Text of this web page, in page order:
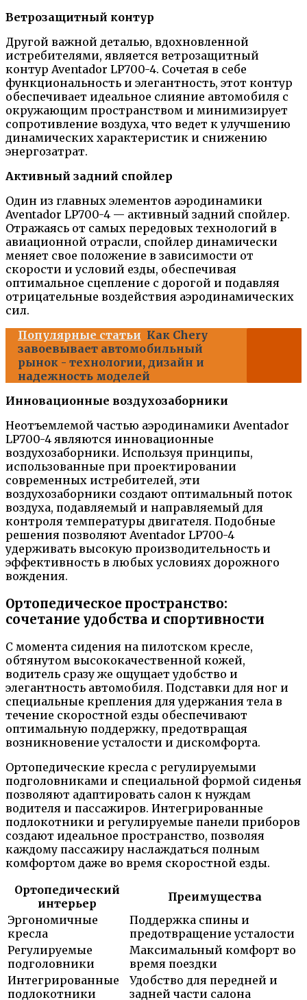
Ветрозащитный контур
Другой важной деталью, вдохновленной
истребителями, является ветрозащитный
контур Aventador LP700-4. Сочетая в себе
функциональность и элегантность, этот контур
обеспечивает идеальное слияние автомобиля с
окружающим пространством и минимизирует
сопротивление воздуха, что ведет к улучшению
динамических характеристик и снижению
энергозатрат.
Активный задний спойлер
Один из главных элементов аэродинамики
Aventador LP700-4 — активный задний спойлер.
Отражаясь от самых передовых технологий в
авиационной отрасли, спойлер динамически
меняет свое положение в зависимости от
скорости и условий езды, обеспечивая
оптимальное сцепление с дорогой и подавляя
отрицательные воздействия аэродинамических
сил.
Популярные статьи Как Chery
завоевывает автомобильный
рынок - технологии, дизайн и
надежность моделей
Инновационные воздухозаборники
Неотъемлемой частью аэродинамики Aventador
LP700-4 являются инновационные
воздухозаборники. Используя принципы,
использованные при проектировании
современных истребителей, эти
воздухозаборники создают оптимальный поток
воздуха, подавляемый и направляемый для
контроля температуры двигателя. Подобные
решения позволяют Aventador LP700-4
удерживать высокую производительность и
эффективность в любых условиях дорожного
вождения.
Ортопедическое пространство:
сочетание удобства и спортивности
С момента сидения на пилотском кресле,
обтянутом высококачественной кожей,
водитель сразу же ощущает удобство и
элегантность автомобиля. Подставки для ног и
специальные крепления для удержания тела в
течение скоростной езды обеспечивают
оптимальную поддержку, предотвращая
возникновение усталости и дискомфорта.
Ортопедические кресла с регулируемыми
подголовниками и специальной формой сиденья
позволяют адаптировать салон к нуждам
водителя и пассажиров. Интегрированные
подлокотники и регулируемые панели приборов
создают идеальное пространство, позволяя
каждому пассажиру наслаждаться полным
комфортом даже во время скоростной езды.
Ортопедический
интерьер
Преимущества
Эргономичные
кресла
Поддержка спины и
предотвращение усталости
Регулируемые
подголовники
Максимальный комфорт во
время поездки
Интегрированные
подлокотники
Удобство для передней и
задней части салона